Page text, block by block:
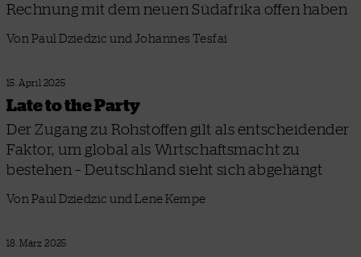
Rechnung mit dem neuen Südafrika offen haben
Von Paul Dziedzic und Johannes Tesfai
15. April 2025
Late to the Party
Der Zugang zu Rohstoffen gilt als entscheidender
Faktor, um global als Wirtschaftsmacht zu
bestehen – Deutschland sieht sich abgehängt
Von Paul Dziedzic und Lene Kempe
18. März 2025